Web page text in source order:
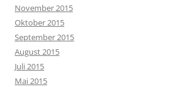
November 2015
Oktober 2015
September 2015
August 2015
Juli 2015
Mai 2015